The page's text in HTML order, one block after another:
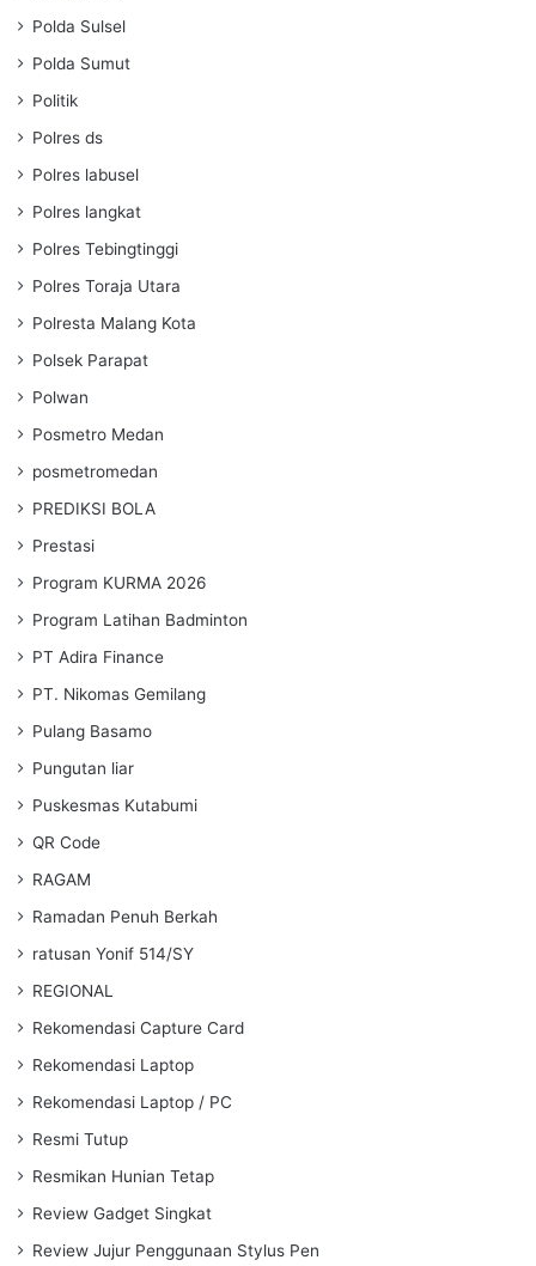
Polda Sulsel
Polda Sumut
Politik
Polres ds
Polres labusel
Polres langkat
Polres Tebingtinggi
Polres Toraja Utara
Polresta Malang Kota
Polsek Parapat
Polwan
Posmetro Medan
posmetromedan
PREDIKSI BOLA
Prestasi
Program KURMA 2026
Program Latihan Badminton
PT Adira Finance
PT. Nikomas Gemilang
Pulang Basamo
Pungutan liar
Puskesmas Kutabumi
QR Code
RAGAM
Ramadan Penuh Berkah
ratusan Yonif 514/SY
REGIONAL
Rekomendasi Capture Card
Rekomendasi Laptop
Rekomendasi Laptop / PC
Resmi Tutup
Resmikan Hunian Tetap
Review Gadget Singkat
Review Jujur Penggunaan Stylus Pen